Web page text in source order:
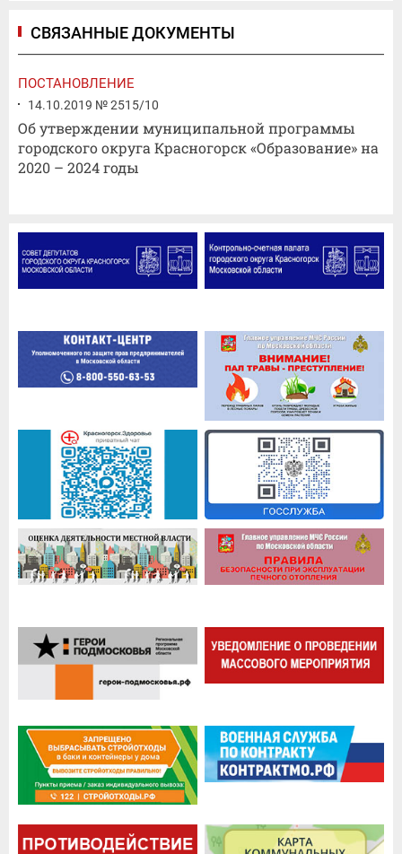
СВЯЗАННЫЕ ДОКУМЕНТЫ
ПОСТАНОВЛЕНИЕ
14.10.2019 № 2515/10
Об утверждении муниципальной программы
городского округа Красногорск «Образование» на
2020 – 2024 годы